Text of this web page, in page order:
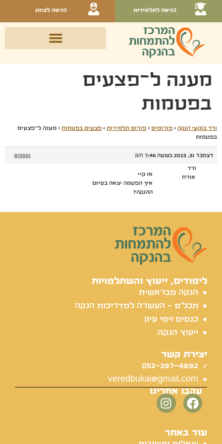
כניסה לתלמידות כניסה לצוות
מענה ל־פצעים
בפטמות
ורד בוקעי הנקה › פורומים › פורום תלמידות › פצעים בפטמות › מענה ל־פצעים
בפטמות
דצמבר 31, 2023 בשעה 7:46 am #15561
ורד
אורח
או קיי
איך הפטמה יצאה בסיום
ההנקה?
לימודים, ייעוץ והשתלמויות
הנקה מבראשית
תכל'ס - העשרה למדריכות הנקה
כנסים וימי עיון
ייעוץ הנקה
יצירת קשר
052-397-4692
veredbukai@gmail.com
עקבו אחרינו
עוד באתר